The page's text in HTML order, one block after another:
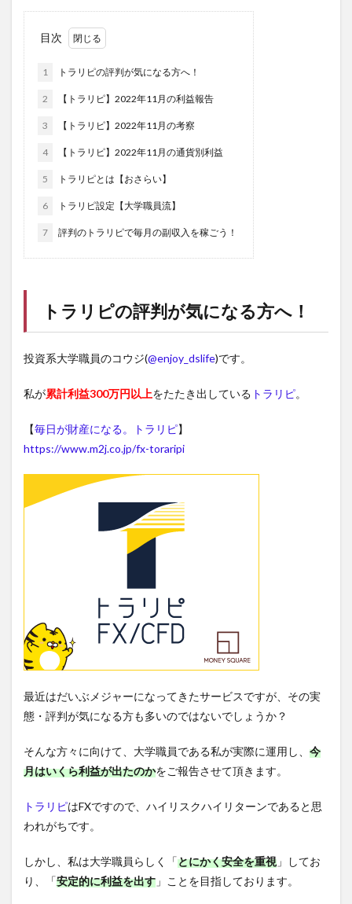
目次
1 トラリピの評判が気になる方へ！
2 【トラリピ】2022年11月の利益報告
3 【トラリピ】2022年11月の考察
4 【トラリピ】2022年11月の通貨別利益
5 トラリピとは【おさらい】
6 トラリピ設定【大学職員流】
7 評判のトラリピで毎月の副収入を稼ごう！
トラリピの評判が気になる方へ！
投資系大学職員のコウジ(@enjoy_dslife)です。
私が累計利益300万円以上をたたき出している トラリピ。
【毎日が財産になる。トラリピ】
https://www.m2j.co.jp/fx-toraripi
最近はだいぶメジャーになってきたサービスですが、その実
態・評判が気になる方も多いのではないでしょうか？
そんな方々に向けて、大学職員である私が実際に運用し、 今
月はいくら利益が出たのかをご報告させて頂きます。
トラリピはFXですので、ハイリスクハイリターンであると思
われがちです。
しかし、私は大学職員らしく「とにかく安全を重視 」してお
り、「安定的に利益を出す 」ことを目指しております。